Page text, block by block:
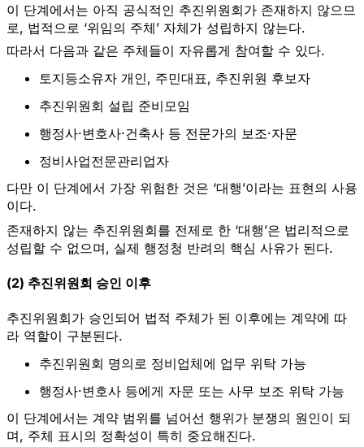
이 단계에서는 아직 공식적인 추진위원회가 존재하지 않으므
로, 법적으로 ‘위임의 주체’ 자체가 성립하지 않는다.
따라서 다음과 같은 주체들이 자유롭게 참여할 수 있다.
토지등소유자 개인, 주민대표, 추진위원 후보자
추진위원회 설립 준비모임
행정사·변호사·건축사 등 전문가의 보조·자문
정비사업전문관리업자
다만 이 단계에서 가장 위험한 것은 ‘대행’이라는 표현의 사용
이다.
존재하지 않는 추진위원회를 전제로 한 ‘대행’은 법리적으로
성립할 수 없으며, 실제 행정청 반려의 핵심 사유가 된다.
(2) 추진위원회 승인 이후
추진위원회가 승인되어 법적 주체가 된 이후에는 계약에 따
라 역할이 구분된다.
추진위원회 명의로 정비업체에 업무 위탁 가능
행정사·변호사 등에게 자문 또는 사무 보조 위탁 가능
이 단계에서는 계약 범위를 넘어선 행위가 분쟁의 원인이 되
며, 주체 표시의 정확성이 특히 중요해진다.